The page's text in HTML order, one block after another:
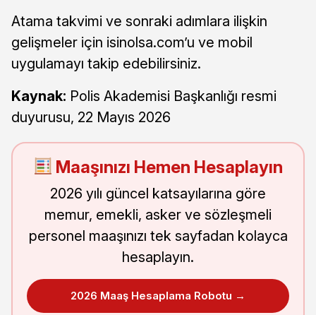
Atama takvimi ve sonraki adımlara ilişkin
gelişmeler için isinolsa.com’u ve mobil
uygulamayı takip edebilirsiniz.
Kaynak: Polis Akademisi Başkanlığı resmi
duyurusu, 22 Mayıs 2026
Maaşınızı Hemen Hesaplayın
2026 yılı güncel katsayılarına göre
memur, emekli, asker ve sözleşmeli
personel maaşınızı tek sayfadan kolayca
hesaplayın.
2026 Maaş Hesaplama Robotu →